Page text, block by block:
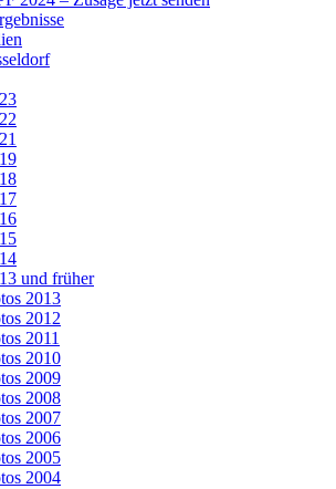
und früher
2013
2012
2011
2010
2009
2008
2007
2006
2005
2004